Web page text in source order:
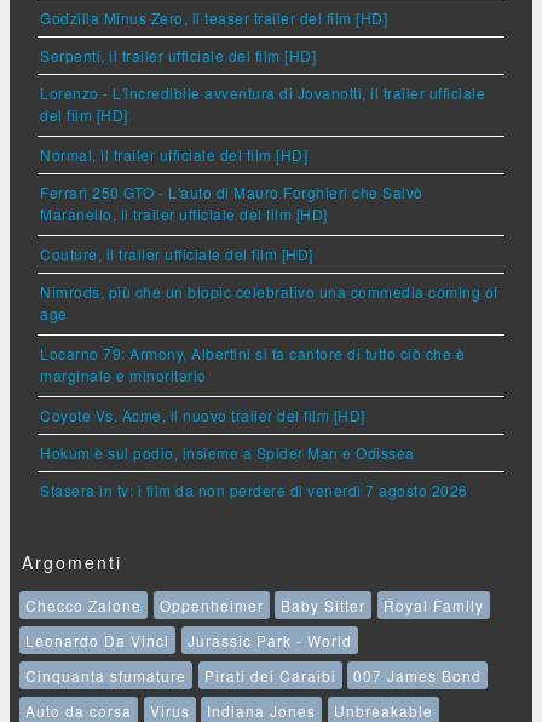
Godzilla Minus Zero, il teaser trailer del film [HD]
Serpenti, il trailer ufficiale del film [HD]
Lorenzo - L'incredibile avventura di Jovanotti, il trailer ufficiale
del film [HD]
Normal, il trailer ufficiale del film [HD]
Ferrari 250 GTO - L'auto di Mauro Forghieri che Salvò
Maranello, il trailer ufficiale del film [HD]
Couture, il trailer ufficiale del film [HD]
Nimrods, più che un biopic celebrativo una commedia coming of
age
Locarno 79: Armony, Albertini si fa cantore di tutto ciò che è
marginale e minoritario
Coyote Vs. Acme, il nuovo trailer del film [HD]
Hokum è sul podio, insieme a Spider Man e Odissea
Stasera in tv: i film da non perdere di venerdì 7 agosto 2026
Argomenti
Checco Zalone Oppenheimer Baby Sitter
Royal Family
Leonardo Da Vinci
Jurassic Park - World
Cinquanta sfumature
Pirati dei Caraibi
007 James Bond
Auto da corsa
Virus Indiana Jones
Unbreakable